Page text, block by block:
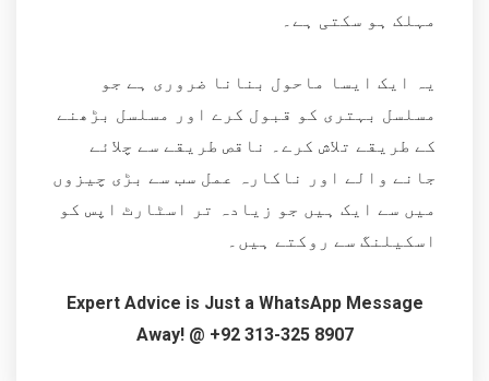
مہلک ہو سکتی ہے۔
یہ ایک ایسا ماحول بنانا ضروری ہے جو
مسلسل بہتری کو قبول کرے اور مسلسل بڑھنے
کے طریقے تلاش کرے۔ ناقص طریقے سے چلائے
جانے والے اور ناکارہ عمل سب سے بڑی چیزوں
میں سے ایک ہیں جو زیادہ تر اسٹارٹ اپس کو
اسکیلنگ سے روکتے ہیں۔
Expert Advice is Just a WhatsApp Message
Away! @ +92 313-325 8907